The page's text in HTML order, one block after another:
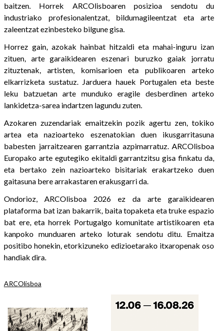
baitzen. Horrek ARCOlisboaren posizioa sendotu du
industriako profesionalentzat, bildumagileentzat eta arte
zaleentzat ezinbesteko bilgune gisa.
Horrez gain, azokak hainbat hitzaldi eta mahai-inguru izan
zituen, arte garaikidearen eszenari buruzko gaiak jorratu
zituztenak, artisten, komisarioen eta publikoaren arteko
elkarrizketa sustatuz. Jarduera hauek Portugalen eta beste
leku batzuetan arte munduko eragile desberdinen arteko
lankidetza-sarea indartzen lagundu zuten.
Azokaren zuzendariak emaitzekin pozik agertu zen, tokiko
artea eta nazioarteko eszenatokian duen ikusgarritasuna
babesten jarraitzearen garrantzia azpimarratuz. ARCOlisboa
Europako arte egutegiko ekitaldi garrantzitsu gisa finkatu da,
eta bertako zein nazioarteko bisitariak erakartzeko duen
gaitasuna bere arrakastaren erakusgarri da.
Ondorioz, ARCOlisboa 2026 ez da arte garaikidearen
plataforma bat izan bakarrik, baita topaketa eta truke espazio
bat ere, eta horrek Portugalgo komunitate artistikoaren eta
kanpoko munduaren arteko loturak sendotu ditu. Emaitza
positibo honekin, etorkizuneko edizioetarako itxaropenak oso
handiak dira.
ARCOlisboa